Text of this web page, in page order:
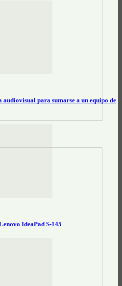
para sumarse a un equipo de
IdeaPad S-145